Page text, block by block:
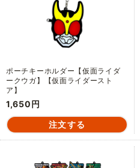
ポーチキーホルダー【仮面ライダ
ークウガ】【仮面ライダースト
ア】
1,650円